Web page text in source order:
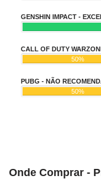
GENSHIN IMPACT -
CALL OF DUTY
50%
PUBG - NÃO
50%
Onde Comprar -